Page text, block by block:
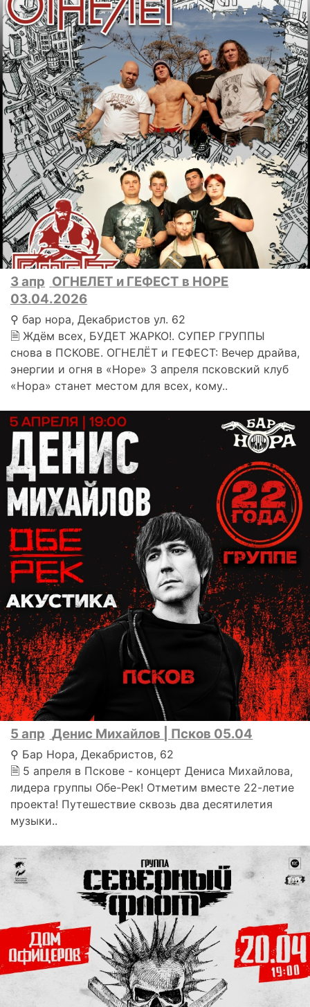
3 апр ОГНЕЛЕТ и ГЕФЕСТ в НОРЕ
03.04.2026
⚲ бар нора, Декабристов ул. 62
🗎 Ждём всех, БУДЕТ ЖАРКО!. СУПЕР ГРУППЫ
снова в ПСКОВЕ. ОГНЕЛЁТ и ГЕФЕСT: Вечер драйва,
энергии и огня в «Норе» 3 апреля псковский клуб
«Нора» станет местом для всех, кому..
5 апр Денис Михайлов | Псков 05.04
⚲ Бар Нора, Декабристов, 62
🗎 5 апреля в Пскове - концерт Дениса Михайлова,
лидера группы Обе-Рек! Отметим вместе 22-летие
проекта! Путешествие сквозь два десятилетия
музыки..